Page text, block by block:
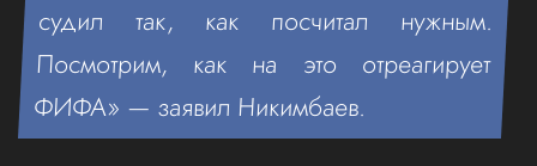
судил так, как посчитал нужным.
Посмотрим, как на это отреагирует
ФИФА» — заявил Никимбаев.